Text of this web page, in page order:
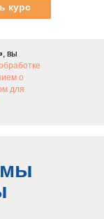
курс
, вы
о
для